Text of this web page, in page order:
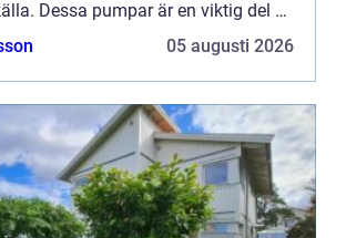
Dessa pumpar är en viktig del av
och det är viktigt att underhålla dem
05 augusti 2026